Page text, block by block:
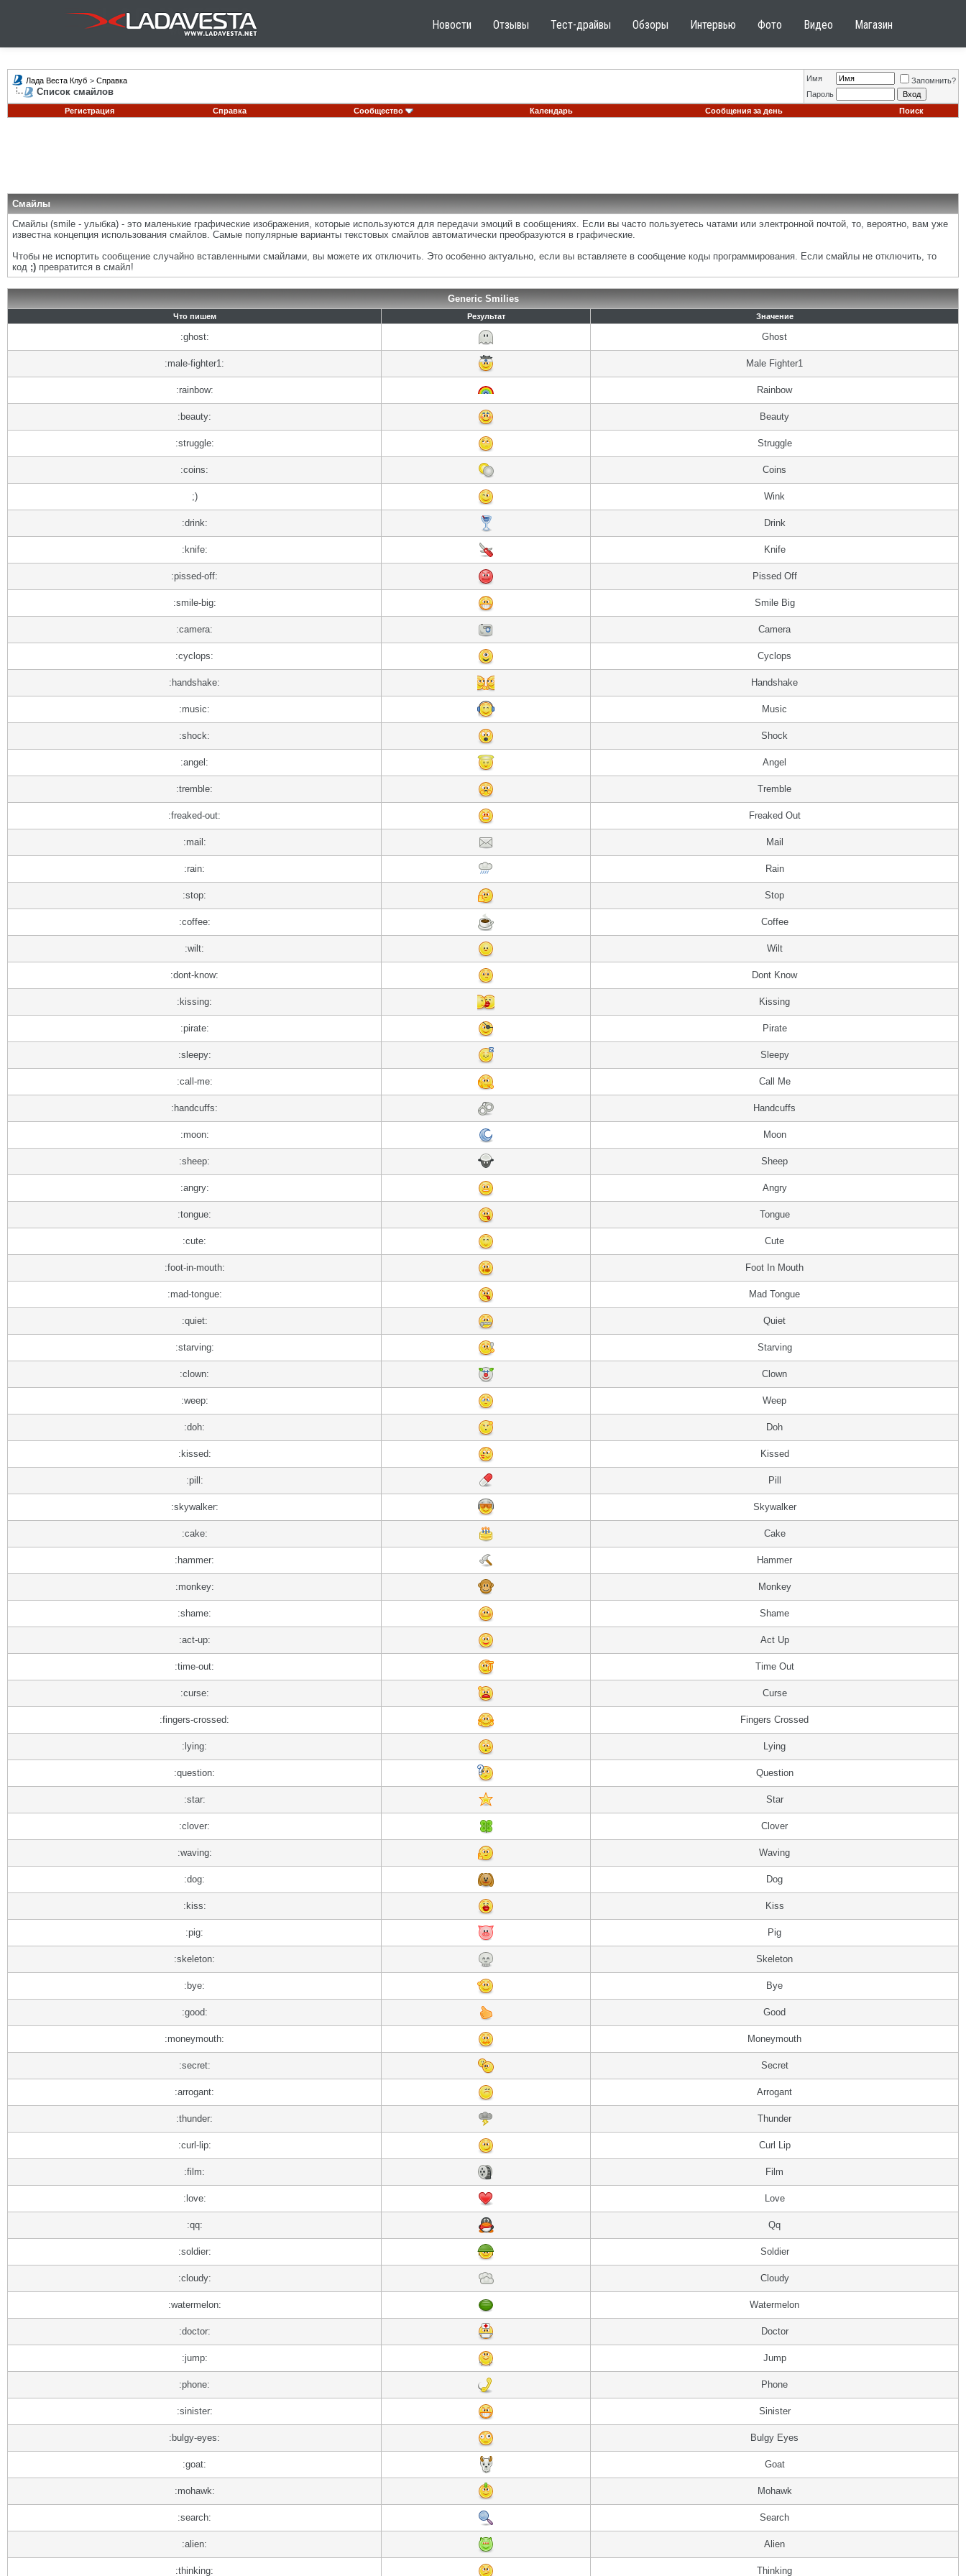
Новости Отзывы Тест-драйвы Обзоры Интервью Фото Видео Магазин
Лада Веста Клуб > Справка
Список смайлов
Имя
Запомнить?
Пароль
Регистрация
Справка Сообщество Календарь Сообщения за день Поиск
Смайлы
Смайлы (smile - улыбка) - это маленькие графические изображения, которые используются для передачи эмоций в сообщениях. Если вы часто пользуетесь чатами или электронной почтой, то, вероятно, вам уже
известна концепция использования смайлов. Самые популярные варианты текстовых смайлов автоматически преобразуются в графические.
Чтобы не испортить сообщение случайно вставленными смайлами, вы можете их отключить. Это особенно актуально, если вы вставляете в сообщение коды программирования. Если смайлы не отключить, то
код ;) превратится в смайл!
Generic Smilies
Что пишем Результат Значение
:ghost: Ghost
:male-fighter1: Male Fighter1
:rainbow: Rainbow
:beauty: Beauty
:struggle: Struggle
:coins: Coins
;) Wink
:drink: Drink
:knife: Knife
:pissed-off: Pissed Off
:smile-big: Smile Big
:camera: Camera
:cyclops: Cyclops
:handshake: Handshake
:music: Music
:shock: Shock
:angel: Angel
:tremble: Tremble
:freaked-out: Freaked Out
:mail: Mail
:rain: Rain
:stop: Stop
:coffee: Coffee
:wilt: Wilt
:dont-know: Dont Know
:kissing: Kissing
:pirate: Pirate
:sleepy: Sleepy
:call-me: Call Me
:handcuffs: Handcuffs
:moon: Moon
:sheep: Sheep
:angry: Angry
:tongue: Tongue
:cute: Cute
:foot-in-mouth: Foot In Mouth
:mad-tongue: Mad Tongue
:quiet: Quiet
:starving: Starving
:clown: Clown
:weep: Weep
:doh: Doh
:kissed: Kissed
:pill: Pill
:skywalker: Skywalker
:cake: Cake
:hammer: Hammer
:monkey: Monkey
:shame: Shame
:act-up: Act Up
:time-out: Time Out
:curse: Curse
:fingers-crossed: Fingers Crossed
:lying: Lying
:question: Question
:star: Star
:clover: Clover
:waving: Waving
:dog: Dog
:kiss: Kiss
:pig: Pig
:skeleton: Skeleton
:bye: Bye
:good: Good
:moneymouth: Moneymouth
:secret: Secret
:arrogant: Arrogant
:thunder: Thunder
:curl-lip: Curl Lip
:film: Film
:love: Love
:qq: Qq
:soldier: Soldier
:cloudy: Cloudy
:watermelon: Watermelon
:doctor: Doctor
:jump: Jump
:phone: Phone
:sinister: Sinister
:bulgy-eyes: Bulgy Eyes
:goat: Goat
:mohawk: Mohawk
:search: Search
:alien: Alien
:thinking: Thinking